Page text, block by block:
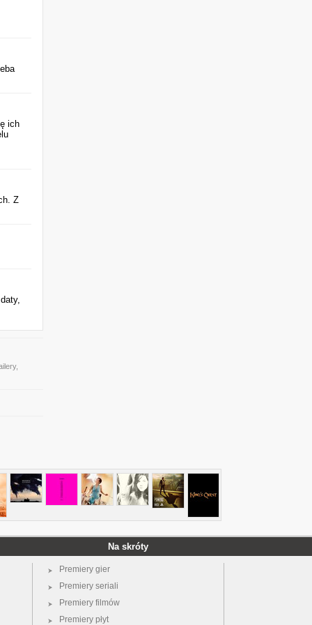
ich
Z
Na skróty
Premiery gier
Premiery seriali
Premiery filmów
Premiery płyt